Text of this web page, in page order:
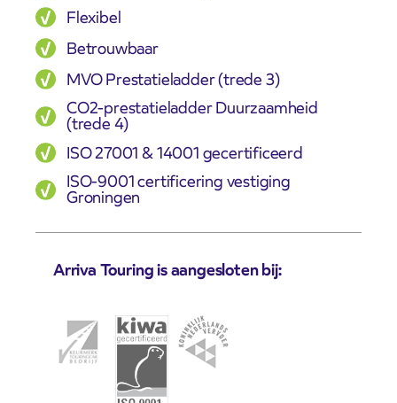
Flexibel
Betrouwbaar
MVO Prestatieladder (trede 3)
CO2-prestatieladder Duurzaamheid
(trede 4)
ISO 27001 & 14001 gecertificeerd
ISO-9001 certificering vestiging
Groningen
Arriva Touring is aangesloten bij: